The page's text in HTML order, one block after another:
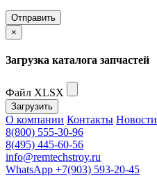
Отправить
×
Загрузка каталога запчастей
Файл XLSX
Загрузить
О компании Контакты Новости
8(800) 555-30-96
8(495) 445-60-56
info@remtechstroy.ru
WhatsApp +7(903) 593-20-45